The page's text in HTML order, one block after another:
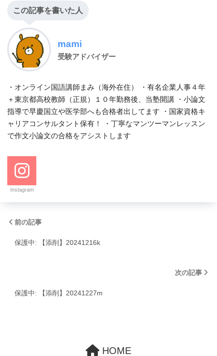
この記事を書いた人
mami
受験アドバイザー
・オンライン国語講師まみ（海外在住） ・有名企業人事４年
＋東京都高校教師（正規）１０年勤務後、当塾開講 ・小論文
指導で早慶国立や医学部へも合格者出してます ・国家資格キ
ャリアコンサルタント保有！ ・丁寧なマンツーマンレッスン
で作文小論文の合格をアシストします
Instagram
前の記事
保護中: 【添削】20241216k
次の記事
保護中: 【添削】20241227m
HOME